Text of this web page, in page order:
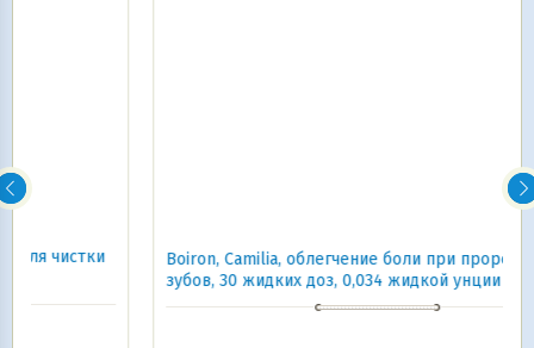
Boiron, Camilia, облегчение боли при прорезывании
зубов, 30 жидких доз, 0,034 жидкой унции каждая